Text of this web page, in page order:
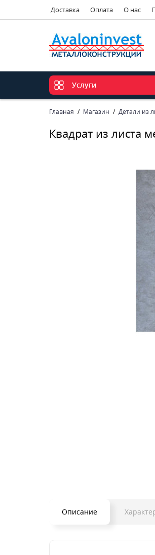
Доставка Оплата О нас
Услуги
Главная Магазин Детали из
Квадрат из листа
Описание